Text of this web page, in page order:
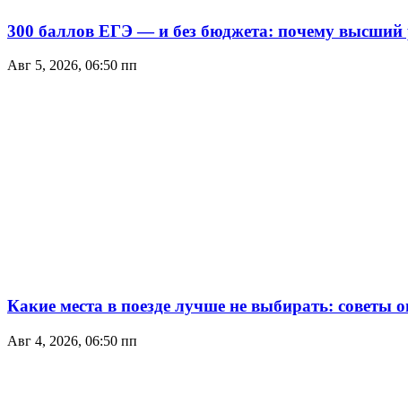
300 баллов ЕГЭ — и без бюджета: почему высший
Авг 5, 2026, 06:50 пп
Какие места в поезде лучше не выбирать: советы
Авг 4, 2026, 06:50 пп